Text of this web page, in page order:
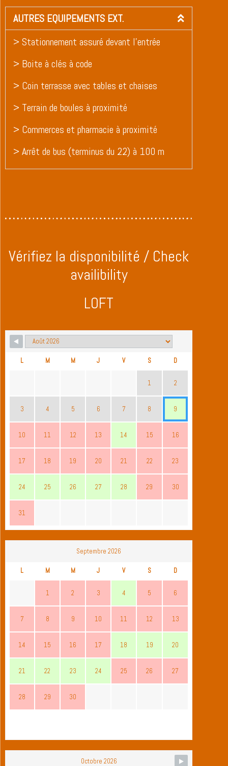
AUTRES EQUIPEMENTS EXT.
> Stationnement assuré devant l’entrée
> Boite à clés à code
> Coin terrasse avec tables et chaises
> Terrain de boules à proximité
> Commerces et pharmacie à proximité
> Arrêt de bus (terminus du 22) à 100 m
Vérifiez la disponibilité / Check
availibility
LOFT
L M M J V S D
1 2
3 4 5 6 7 8 9
10 11 12 13 14 15 16
17 18 19 20 21 22 23
24 25 26 27 28 29 30
31
Septembre 2026
L M M J V S D
1 2 3 4 5 6
7 8 9 10 11 12 13
14 15 16 17 18 19 20
21 22 23 24 25 26 27
28 29 30
Octobre 2026